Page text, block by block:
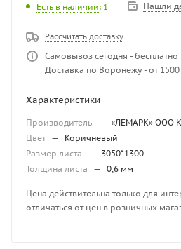
Есть в наличии: 1 Нашли
Рассчитать доставку
Самовывоз сегодня - бесплатно
Доставка по Воронежу - от 1500
Характеристики
Производитель — «ЛЕМАРК» ООО
Цвет —
Коричневый
Размер листа
—
3050*1300
Толщина листа
— 0,6 мм
Цена действительна только для
отличаться от цен в розничных